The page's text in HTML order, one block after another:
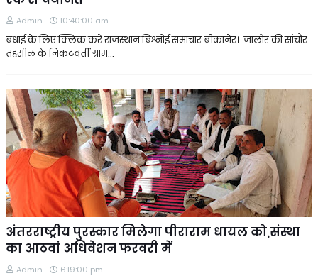
Admin 10:40:00 am
बधाई के लिए क्लिक करें राजस्थान बिश्नोई समाचार बीकानेर। जालोर की सांचौर
तहसील के निकटवर्ती ग्राम…
अंतरराष्ट्रीय पुरस्कार मिलेगा पीराराम धायल को,संस्था
का आठवां अधिवेशन फरवरी में
Admin 6:19:00 pm